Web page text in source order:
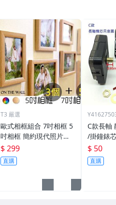
T3 嚴選
歐式相框組合 7吋相框 5
吋相框 簡約現代照片牆
裝飾相框 創意相框 掛牆
畫框組合 相框牆 相框組
【HH03】
$ 299
直購
C款長軸
/掛鐘錶
秒式/ /
$ 50
直購